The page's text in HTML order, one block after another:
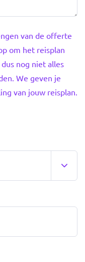
van de offerte
om het reisplan
nog niet alles
We geven je
van jouw reisplan.